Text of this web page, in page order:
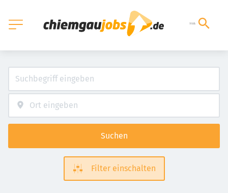
Suchen
Filter einschalten